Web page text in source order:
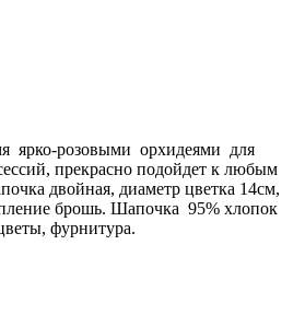
ярко-розовыми орхидеями для
прекрасно подойдет к любым
двойная, диаметр цветка 14см,
брошь. Шапочка 95% хлопок
фурнитура.